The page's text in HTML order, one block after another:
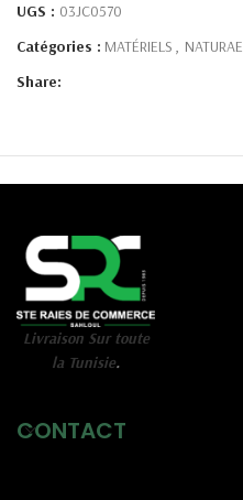
UGS : 03JC0570
Catégories : MATÉRIELS , NATURAE
Share:
Livraison Sur toute
la Tunisie.
CONTACT